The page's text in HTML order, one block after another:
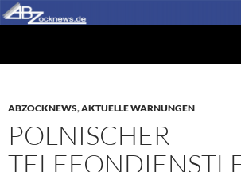
Zum
Inhalt
ABZOCKNEWS,AKTUELLE WARNUNGEN
POLNISCHER